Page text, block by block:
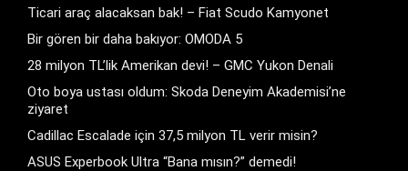
Ticari araç alacaksan bak! – Fiat Scudo Kamyonet
Bir gören bir daha bakıyor: OMODA 5
28 milyon TL’lik Amerikan devi! – GMC Yukon Denali
Oto boya ustası oldum: Skoda Deneyim Akademisi’ne
ziyaret
Cadillac Escalade için 37,5 milyon TL verir misin?
ASUS Experbook Ultra “Bana mısın?” demedi!